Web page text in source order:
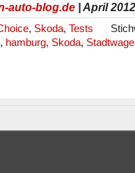
auto-blog.de | April 2012
, Skoda, Tests
, hamburg, Skoda,